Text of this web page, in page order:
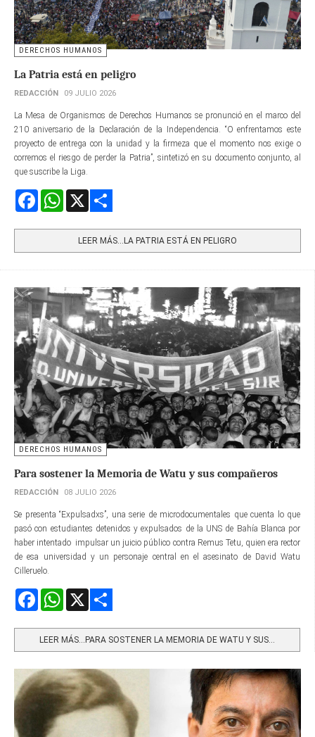
DERECHOS HUMANOS
La Patria está en peligro
REDACCIÓN 09 JULIO 2026
La Mesa de Organismos de Derechos Humanos se pronunció en el marco del
210 aniversario de la Declaración de la Independencia. “O enfrentamos este
proyecto de entrega con la unidad y la firmeza que el momento nos exige o
corremos el riesgo de perder la Patria”, sintetizó en su documento conjunto, al
que suscribe la Liga.
FacebookWhatsApp
LEER MÁS…LA PATRIA ESTÁ EN PELIGRO
DERECHOS HUMANOS
Para sostener la Memoria de Watu y sus compañeros
REDACCIÓN 08 JULIO 2026
Se presenta “Expulsadxs”, una serie de microdocumentales que cuenta lo que
pasó con estudiantes detenidos y expulsados de la UNS de Bahía Blanca por
haber intentado impulsar un juicio público contra Remus Tetu, quien era rector
de esa universidad y un personaje central en el asesinato de David Watu
Cilleruelo.
FacebookWhatsApp
LEER MÁS…PARA SOSTENER LA MEMORIA DE WATU Y SUS...